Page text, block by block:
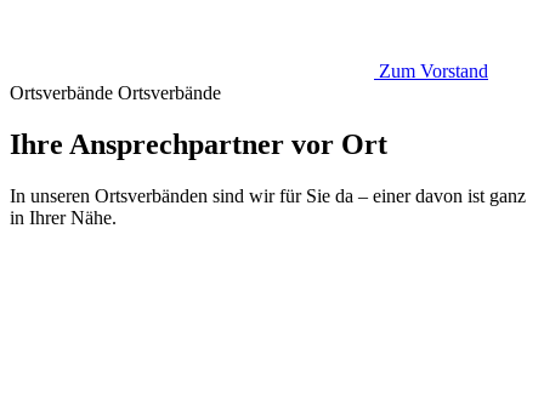
Zum Vorstand
Ortsverbände Ortsverbände
Ihre Ansprechpartner vor Ort
In unseren Ortsverbänden sind wir für Sie da – einer davon ist ganz
in Ihrer Nähe.